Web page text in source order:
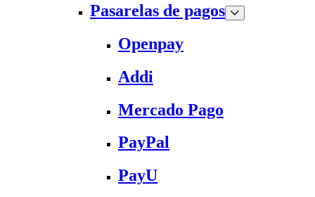
Pasarelas de pagos
Openpay
Addi
Mercado Pago
PayPal
PayU